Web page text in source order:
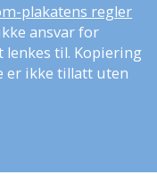
plakatens regler
ansvar for
lenkes til. Kopiering
er ikke tillatt uten